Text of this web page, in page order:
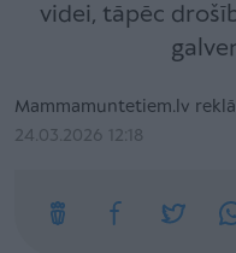
videi, tāpēc
Mammamuntetiem.lv
24.03.2026 12:18